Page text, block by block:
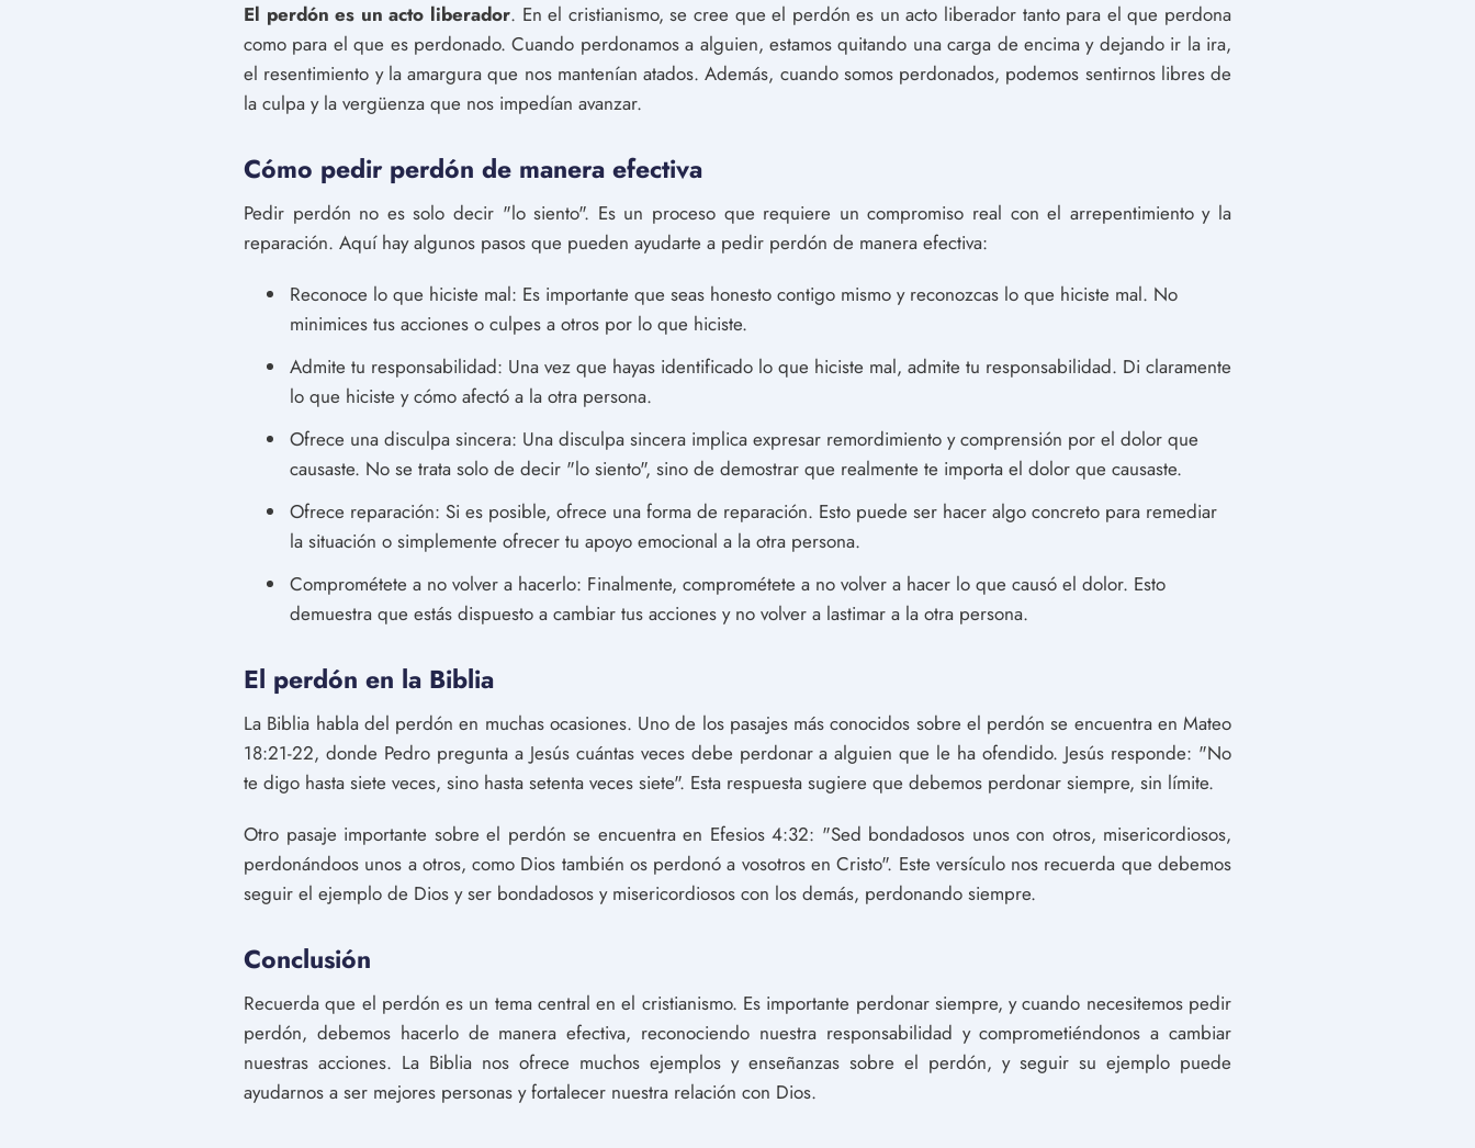
El perdón es un acto liberador. En el cristianismo, se cree que el perdón es un acto liberador tanto para el que perdona
como para el que es perdonado. Cuando perdonamos a alguien, estamos quitando una carga de encima y dejando ir la ira,
el resentimiento y la amargura que nos mantenían atados. Además, cuando somos perdonados, podemos sentirnos libres de
la culpa y la vergüenza que nos impedían avanzar.
Cómo pedir perdón de manera efectiva
Pedir perdón no es solo decir "lo siento". Es un proceso que requiere un compromiso real con el arrepentimiento y la
reparación. Aquí hay algunos pasos que pueden ayudarte a pedir perdón de manera efectiva:
Reconoce lo que hiciste mal: Es importante que seas honesto contigo mismo y reconozcas lo que hiciste mal. No
minimices tus acciones o culpes a otros por lo que hiciste.
Admite tu responsabilidad: Una vez que hayas identificado lo que hiciste mal, admite tu responsabilidad. Di claramente
lo que hiciste y cómo afectó a la otra persona.
Ofrece una disculpa sincera: Una disculpa sincera implica expresar remordimiento y comprensión por el dolor que
causaste. No se trata solo de decir "lo siento", sino de demostrar que realmente te importa el dolor que causaste.
Ofrece reparación: Si es posible, ofrece una forma de reparación. Esto puede ser hacer algo concreto para remediar
la situación o simplemente ofrecer tu apoyo emocional a la otra persona.
Comprométete a no volver a hacerlo: Finalmente, comprométete a no volver a hacer lo que causó el dolor. Esto
demuestra que estás dispuesto a cambiar tus acciones y no volver a lastimar a la otra persona.
El perdón en la Biblia
La Biblia habla del perdón en muchas ocasiones. Uno de los pasajes más conocidos sobre el perdón se encuentra en Mateo
18:21-22, donde Pedro pregunta a Jesús cuántas veces debe perdonar a alguien que le ha ofendido. Jesús responde: "No
te digo hasta siete veces, sino hasta setenta veces siete". Esta respuesta sugiere que debemos perdonar siempre, sin límite.
Otro pasaje importante sobre el perdón se encuentra en Efesios 4:32: "Sed bondadosos unos con otros, misericordiosos,
perdonándoos unos a otros, como Dios también os perdonó a vosotros en Cristo". Este versículo nos recuerda que debemos
seguir el ejemplo de Dios y ser bondadosos y misericordiosos con los demás, perdonando siempre.
Conclusión
Recuerda que el perdón es un tema central en el cristianismo. Es importante perdonar siempre, y cuando necesitemos pedir
perdón, debemos hacerlo de manera efectiva, reconociendo nuestra responsabilidad y comprometiéndonos a cambiar
nuestras acciones. La Biblia nos ofrece muchos ejemplos y enseñanzas sobre el perdón, y seguir su ejemplo puede
ayudarnos a ser mejores personas y fortalecer nuestra relación con Dios.